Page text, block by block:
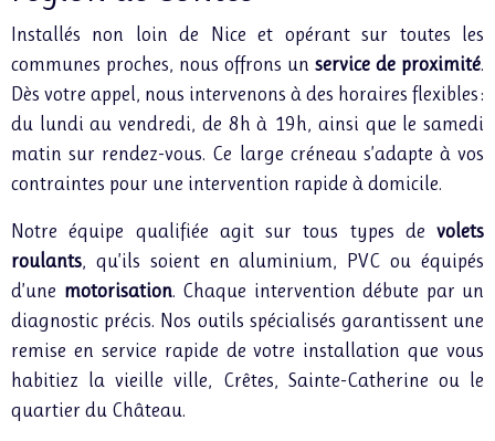
Installés non loin de Nice et opérant sur toutes les
communes proches, nous offrons un service de proximité.
Dès votre appel, nous intervenons à des horaires flexibles :
du lundi au vendredi, de 8h à 19h, ainsi que le samedi
matin sur rendez-vous. Ce large créneau s’adapte à vos
contraintes pour une intervention rapide à domicile.
Notre équipe qualifiée agit sur tous types de volets
roulants, qu’ils soient en aluminium, PVC ou équipés
d’une motorisation. Chaque intervention débute par un
diagnostic précis. Nos outils spécialisés garantissent une
remise en service rapide de votre installation que vous
habitiez la vieille ville, Crêtes, Sainte-Catherine ou le
quartier du Château.